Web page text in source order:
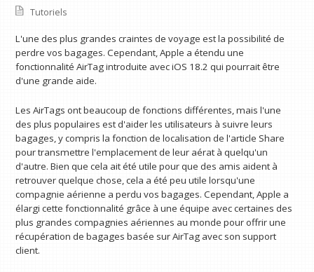
Tutoriels
L'une des plus grandes craintes de voyage est la possibilité de
perdre vos bagages. Cependant, Apple a étendu une
fonctionnalité AirTag introduite avec iOS 18.2 qui pourrait être
d'une grande aide.
Les AirTags ont beaucoup de fonctions différentes, mais l'une
des plus populaires est d'aider les utilisateurs à suivre leurs
bagages, y compris la fonction de localisation de l'article Share
pour transmettre l'emplacement de leur aérat à quelqu'un
d'autre. Bien que cela ait été utile pour que des amis aident à
retrouver quelque chose, cela a été peu utile lorsqu'une
compagnie aérienne a perdu vos bagages. Cependant, Apple a
élargi cette fonctionnalité grâce à une équipe avec certaines des
plus grandes compagnies aériennes au monde pour offrir une
récupération de bagages basée sur AirTag avec son support
client.